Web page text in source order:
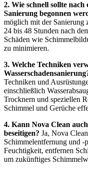
2. Wie schnell sollte nach
Sanierung begonnen
möglich mit der Sanierung
24 bis 48 Stunden nach
Schäden wie
zu minimieren.
3. Welche Techniken
Techniken und
einschließlich
Trocknern und speziellen
Schimmel und Gerüche
4. Kann Nova Clean
beseitigen? Ja, Nova
Schimmelentfernung und
Feuchtigkeit, entfernen
um zukünftiges